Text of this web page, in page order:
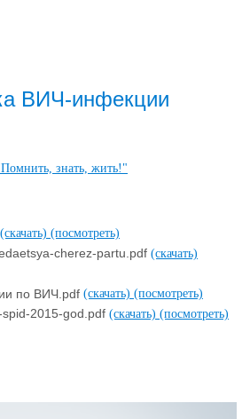
ВИЧ-инфекции
знать, жить!"
(скачать) (посмотреть)
cherez-partu.pdf (скачать)
по ВИЧ.pdf (скачать) (посмотреть)
2015-god.pdf (скачать) (посмотреть)